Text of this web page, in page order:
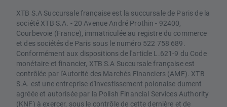
XTB S.A Succursale française est la succursale de Paris de la
société XTB S.A. - 20 Avenue André Prothin - 92400,
Courbevoie (France), immatriculée au registre du commerce
et des sociétés de Paris sous le numéro 522 758 689.
Conformément aux dispositions de l'article L.621-9 du Code
monétaire et financier, XTB S.A Succursale française est
contrôlée par l'Autorité des Marchés Financiers (AMF). XTB
S.A. est une entreprise d'investissement polonaise dument
agréée et autorisée par la Polish Financial Services Authority
(KNF) à exercer, sous le contrôle de cette dernière et de